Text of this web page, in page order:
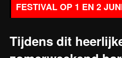
FESTIVAL OP 1 EN 2
Tijdens dit